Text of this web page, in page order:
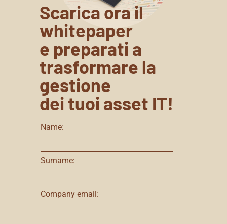
Scarica ora il
whitepaper
e preparati a
trasformare la
gestione
dei tuoi asset IT!
Name:
Surname:
Company email: